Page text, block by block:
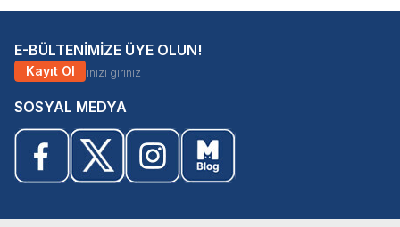
E-BÜLTENİMİZE ÜYE OLUN!
Kayıt Ol
SOSYAL MEDYA